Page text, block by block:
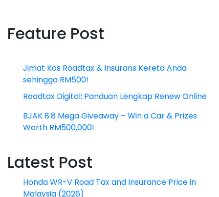
Feature Post
Jimat Kos Roadtax & Insurans Kereta Anda
sehingga RM500!
Roadtax Digital: Panduan Lengkap Renew Online
BJAK 8.8 Mega Giveaway – Win a Car & Prizes
Worth RM500,000!
Latest Post
Honda WR-V Road Tax and Insurance Price in
Malaysia (2026)